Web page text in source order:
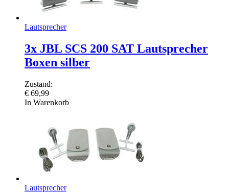
Lautsprecher
3x JBL SCS 200 SAT Lautsprecher
Boxen silber
Zustand:
€ 69,99
In Warenkorb
Lautsprecher